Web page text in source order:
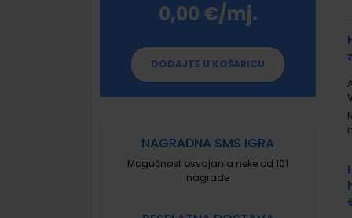
0,00 €/mj.
DODAJTE U KOŠARICU
NAGRADNA SMS IGRA
Mogućnost osvajanja neke od 101
nagrade